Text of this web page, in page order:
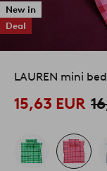
New in
Deal
LAUREN mini
15,63 EUR